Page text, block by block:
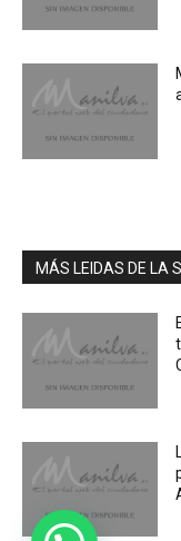
MÁS LEIDAS DE LA